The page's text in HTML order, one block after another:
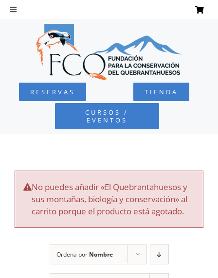
Saltar
Toggle
Navigation
QUEBRANTAHUESOS
FUNDACIÓN
COLABORA
RECURSOS
RESERVAS TIENDA
CURSOS /
EVENTOS
No puedes añadir «El Quebrantahuesos y
sus montañas, biología y conservación» al
carrito porque el producto está agotado.
Ordena por Nombre